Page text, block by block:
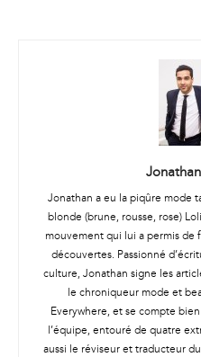
Jonathan a eu la piqûre mode
blonde (brune, rousse, rose)
mouvement qui lui a permis de
découvertes. Passionné
culture, Jonathan signe les
le chroniqueur mode et
Everywhere, et se compte
l’équipe, entouré de quatre
aussi le réviseur et traducteur